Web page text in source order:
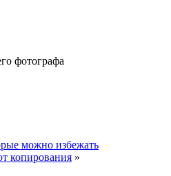
фотографа
можно избежать
копирования »